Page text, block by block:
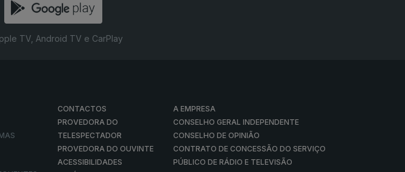
TV, Android TV e CarPlay
CONTACTOS
PROVEDORA DO
TELESPECTADOR
PROVEDORA DO OUVINTE
ACESSIBILIDADES
A EMPRESA
CONSELHO GERAL INDEPENDENTE
CONSELHO DE OPINIÃO
CONTRATO DE CONCESSÃO DO SERVIÇO
PÚBLICO DE RÁDIO E TELEVISÃO